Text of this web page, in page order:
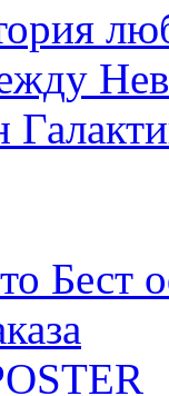
Бест